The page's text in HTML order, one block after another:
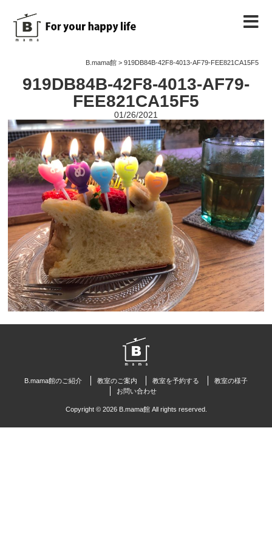
B.mama館> 919DB84B-42F8-4013-AF79-FEE821CA15F5
919DB84B-42F8-4013-AF79-
FEE821CA15F5
01/26/2021
B.mama館のご紹介 教室のご案内 教室を予約する
教室の様子
お問い合わせ
Copyright © 2026 B.mama館 All rights reserved.
教室のご案内
教室を予約する
教室の様子
ノート
お問い合わせ